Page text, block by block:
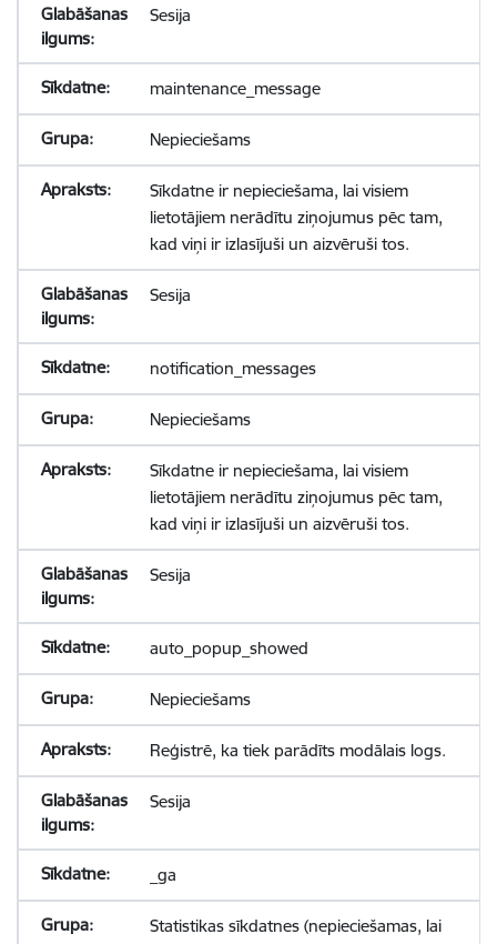
Sesija
maintenance_message
Nepieciešams
Sīkdatne ir nepieciešama, lai visiem
lietotājiem nerādītu ziņojumus pēc tam,
kad viņi ir izlasījuši un aizvēruši tos.
Sesija
notification_messages
Nepieciešams
Sīkdatne ir nepieciešama, lai visiem
lietotājiem nerādītu ziņojumus pēc tam,
kad viņi ir izlasījuši un aizvēruši tos.
Sesija
auto_popup_showed
Nepieciešams
Reģistrē, ka tiek parādīts modālais logs.
Sesija
_ga
Statistikas sīkdatnes (nepieciešamas, lai